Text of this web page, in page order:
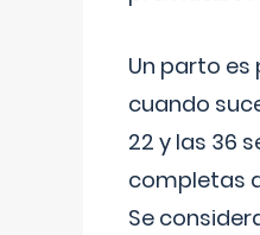
Un parto
cuando
22 y las 36
completas
Se